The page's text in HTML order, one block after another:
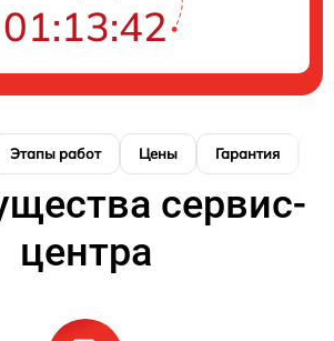
01:13:41
Этапы работ Цены Гарантия
сервис-
центра